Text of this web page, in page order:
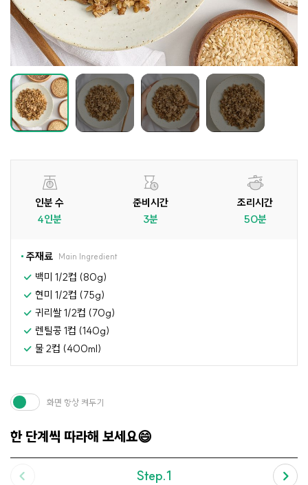
인분 수
4인분
준비시간
3분
조리시간
50분
주재료 Main Ingredient
백미 1/2컵 (80g)
현미 1/2컵 (75g)
귀리쌀 1/2컵 (70g)
렌틸콩 1컵 (140g)
물 2컵 (400ml)
한 단계씩 따라해 보세요😄
화면 항상 켜두기
Step.1